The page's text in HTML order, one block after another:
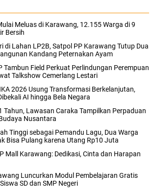
Meluas di Karawang, 12.155 Warga di 9
Bersih
di Lahan LP2B, Satpol PP Karawang Tutup Dua
Kandang Peternakan Ayam
Tambun Field Perkuat Perlindungan Perempuan
Talkshow Cemerlang Lestari
2026 Usung Transformasi Berkelanjutan,
AI hingga Bela Negara
Tahun, Lawasan Caraka Tampilkan Perpaduan
Nusantara
Tinggi sebagai Pemandu Lagu, Dua Warga
Bisa Pulang karena Utang Rp10 Juta
Mall Karawang: Dedikasi, Cinta dan Harapan
Luncurkan Modul Pembelajaran Gratis
SD dan SMP Negeri